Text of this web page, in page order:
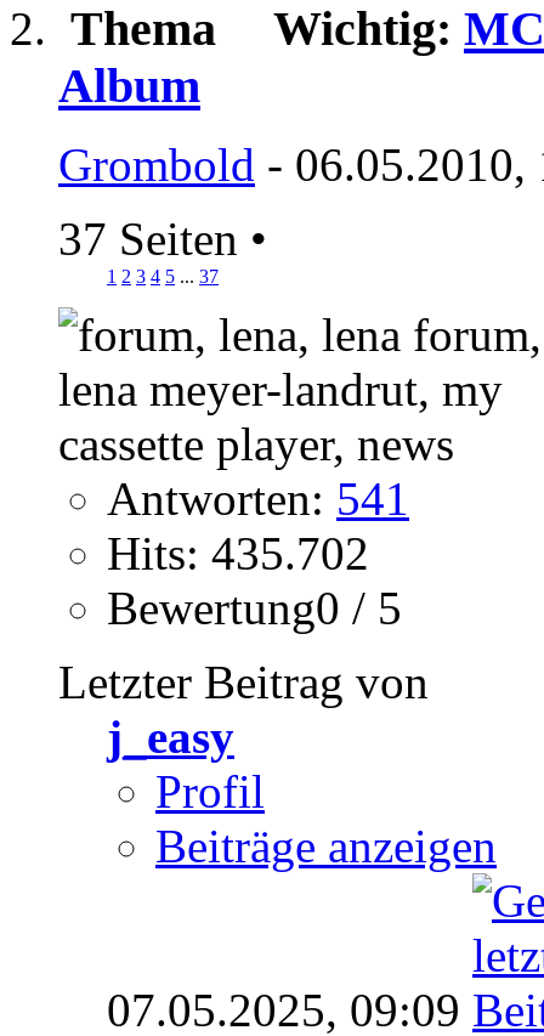
Wichtig:
Album
Grombold - 06.05.2010,
37 Seiten •
1 2 3 4 5 ... 37
Antworten: 541
Hits: 435.702
Bewertung0 / 5
Letzter Beitrag von
j_easy
Profil
Beiträge anzeigen
07.05.2025, 09:09